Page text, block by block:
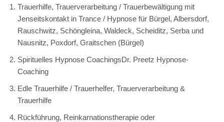
Trauerhilfe, Trauerverarbeitung / Trauerbewältigung mit
Jenseitskontakt in Trance / Hypnose für Bürgel, Albersdorf,
Rauschwitz, Schöngleina, Waldeck, Scheiditz, Serba und
Nausnitz, Poxdorf, Graitschen (Bürgel)
Spirituelles Hypnose CoachingsDr. Preetz Hypnose-
Coaching
Edle Trauerhilfe / Trauerhelfer, Trauerverarbeitung &
Trauerhilfe
Rückführung, Reinkarnationstherapie oder